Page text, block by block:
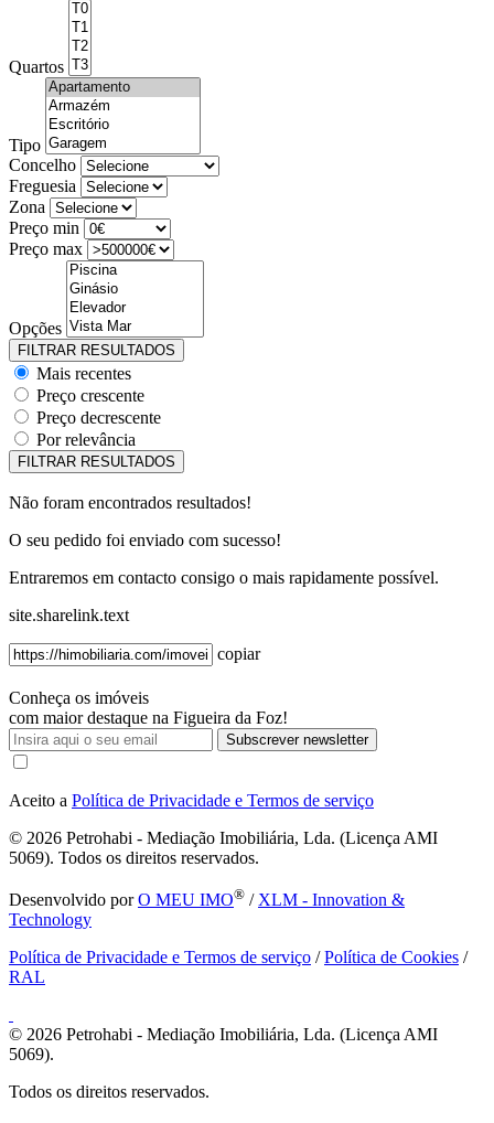
Quartos
Tipo
Concelho
Freguesia
Zona
Preço min
Preço max
Opções
Mais recentes
Preço crescente
Preço decrescente
Por relevância
Não foram encontrados resultados!
O seu pedido foi enviado com sucesso!
Entraremos em contacto consigo o mais rapidamente possível.
site.sharelink.text
copiar
Conheça os imóveis
com maior destaque na Figueira da Foz!
Subscrever newsletter
Aceito a Política de Privacidade e Termos de serviço
© 2026 Petrohabi - Mediação Imobiliária, Lda. (Licença AMI
5069). Todos os direitos reservados.
Desenvolvido porO MEU IMO® / XLM - Innovation &
Technology
Política de Privacidade e Termos de serviço /Política de Cookies /
RAL
© 2026 Petrohabi - Mediação Imobiliária, Lda. (Licença AMI
5069).
Todos os direitos reservados.